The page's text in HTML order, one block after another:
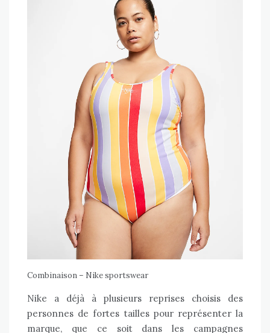
Combinaison – Nike sportswear
Nike a déjà à plusieurs reprises choisis des
personnes de fortes tailles pour représenter la
marque, que ce soit dans les campagnes